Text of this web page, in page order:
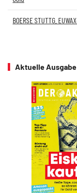
BOERSE STUTTG.
Aktuelle Ausgabe